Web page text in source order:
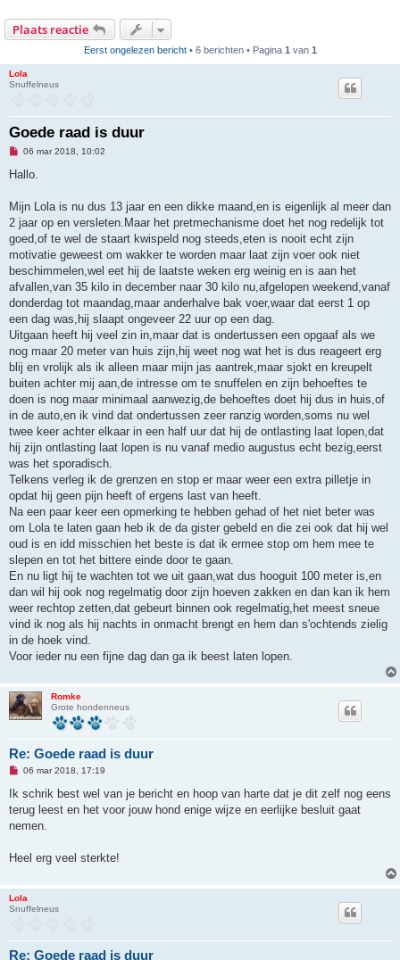
Plaats reactie
Eerst ongelezen bericht• 6 berichten • Pagina 1 van 1
Lola
Snuffelneus
Goede raad is duur
O
g
e
z
e
n
e
r
c
h
06 mar 2018, 10:02
Hallo.
Mijn Lola is nu dus 13 jaar en een dikke maand,en is eigenlijk al meer dan
2 jaar op en versleten.Maar het pretmechanisme doet het nog redelijk tot
goed,of te wel de staart kwispeld nog steeds,eten is nooit echt zijn
motivatie geweest om wakker te worden maar laat zijn voer ook niet
beschimmelen,wel eet hij de laatste weken erg weinig en is aan het
afvallen,van 35 kilo in december naar 30 kilo nu,afgelopen weekend,vanaf
donderdag tot maandag,maar anderhalve bak voer,waar dat eerst 1 op
een dag was,hij slaapt ongeveer 22 uur op een dag.
Uitgaan heeft hij veel zin in,maar dat is ondertussen een opgaaf als we
nog maar 20 meter van huis zijn,hij weet nog wat het is dus reageert erg
blij en vrolijk als ik alleen maar mijn jas aantrek,maar sjokt en kreupelt
buiten achter mij aan,de intresse om te snuffelen en zijn behoeftes te
doen is nog maar minimaal aanwezig,de behoeftes doet hij dus in huis,of
in de auto,en ik vind dat ondertussen zeer ranzig worden,soms nu wel
twee keer achter elkaar in een half uur dat hij de ontlasting laat lopen,dat
hij zijn ontlasting laat lopen is nu vanaf medio augustus echt bezig,eerst
was het sporadisch.
Telkens verleg ik de grenzen en stop er maar weer een extra pilletje in
opdat hij geen pijn heeft of ergens last van heeft.
Na een paar keer een opmerking te hebben gehad of het niet beter was
om Lola te laten gaan heb ik de da gister gebeld en die zei ook dat hij wel
oud is en idd misschien het beste is dat ik ermee stop om hem mee te
slepen en tot het bittere einde door te gaan.
En nu ligt hij te wachten tot we uit gaan,wat dus hooguit 100 meter is,en
dan wil hij ook nog regelmatig door zijn hoeven zakken en dan kan ik hem
weer rechtop zetten,dat gebeurt binnen ook regelmatig,het meest sneue
vind ik nog als hij nachts in onmacht brengt en hem dan s'ochtends zielig
in de hoek vind.
Voor ieder nu een fijne dag dan ga ik beest laten lopen.
Romke
Grote hondenneus
Re: Goede raad is duur
O
g
l
e
n
r
i
c
06 mar 2018, 17:19
Ik schrik best wel van je bericht en hoop van harte dat je dit zelf nog eens
terug leest en het voor jouw hond enige wijze en eerlijke besluit gaat
nemen.
Heel erg veel sterkte!
Lola
Snuffelneus
Re: Goede raad is duur